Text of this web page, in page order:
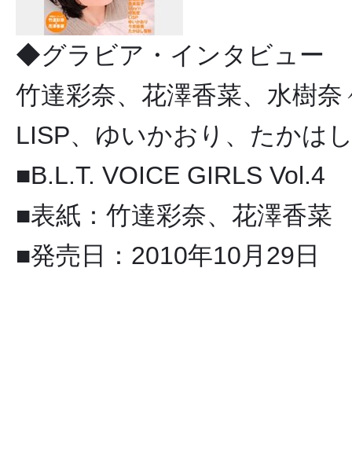
◆グラビア・インタビュー
竹達彩奈、花澤香菜、水樹
LISP、ゆいかおり、たかは
■B.L.T. VOICE GIRLS Vol.4
■表紙：竹達彩奈、花澤香菜
■発売日：2010年10月29日